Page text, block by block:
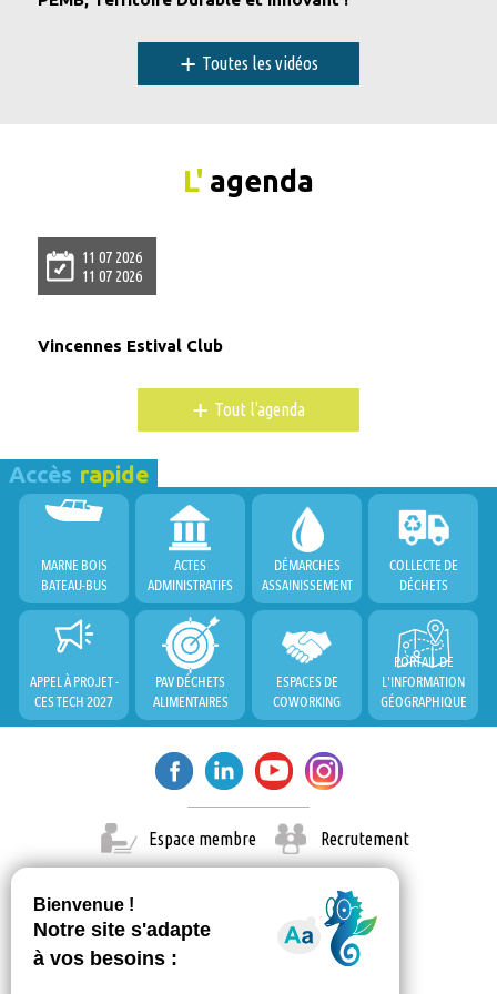
+ Toutes les vidéos
L' agenda
11 07 2026
11 07 2026
Vincennes Estival Club
+ Tout l'agenda
Accès rapide
MARNE BOIS
BATEAU-BUS
ACTES
ADMINISTRATIFS
DÉMARCHES
ASSAINISSEMENT
COLLECTE DE
DÉCHETS
APPEL À PROJET -
CES TECH 2027
PAV DÉCHETS
ALIMENTAIRES
ESPACES DE
COWORKING
PORTAIL DE
L'INFORMATION
GÉOGRAPHIQUE
Espace membre Recrutement